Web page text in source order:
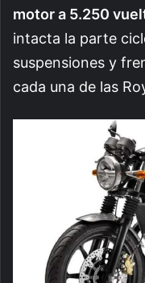
motor a 5.250
intacta la parte
suspensiones y
cada una de las